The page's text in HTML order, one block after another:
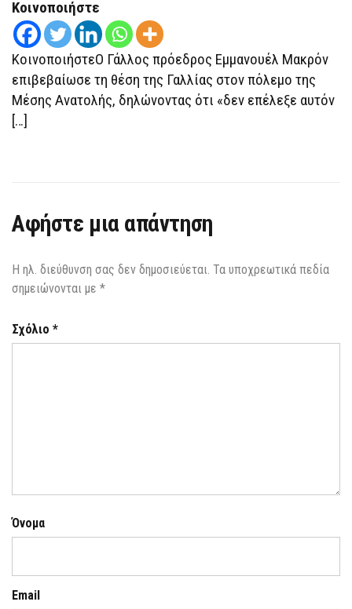
ΤΩΝ
ΣΤΕΝΏΝ
ΤΟΥ
ΟΡΜΟΎΖ
ΥΠΌ
Κοινοποιήστε
ΚοινοποιήστεΟ Γάλλος πρόεδρος Εμμανουέλ Μακρόν
επιβεβαίωσε τη θέση της Γαλλίας στον πόλεμο της
Μέσης Ανατολής, δηλώνοντας ότι «δεν επέλεξε αυτόν
[…]
Αφήστε μια απάντηση
Η ηλ. διεύθυνση σας δεν δημοσιεύεται. Τα υποχρεωτικά πεδία
σημειώνονται με *
Σχόλιο *
Όνομα
Email